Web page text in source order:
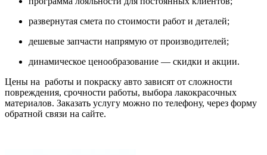
развернутая смета по стоимости работ и деталей;
дешевые запчасти напрямую от производителей;
динамическое ценообразование — скидки и акции.
Цены на работы и покраску авто зависят от сложности
повреждения, срочности работы, выбора лакокрасочных
материалов. Заказать услугу можно по телефону, через форму
обратной связи на сайте.